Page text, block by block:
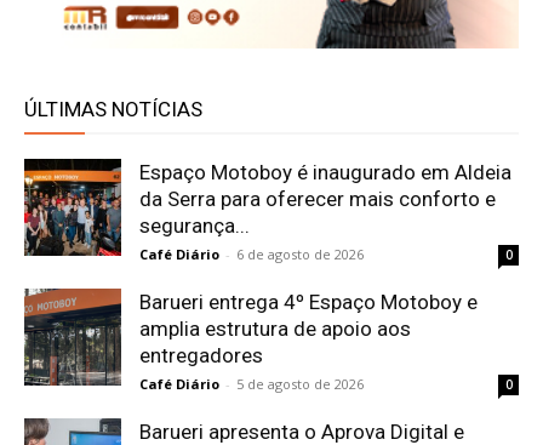
ÚLTIMAS NOTÍCIAS
Espaço Motoboy é inaugurado em Aldeia
da Serra para oferecer mais conforto e
segurança...
Café Diário - 6 de agosto de 2026 0
Barueri entrega 4º Espaço Motoboy e
amplia estrutura de apoio aos
entregadores
Café Diário - 5 de agosto de 2026 0
Barueri apresenta o Aprova Digital e